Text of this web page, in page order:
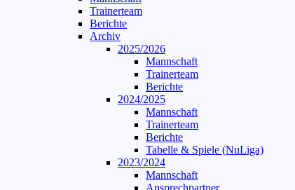
Trainerteam
Berichte
Archiv
2025/2026
Mannschaft
Trainerteam
Berichte
2024/2025
Mannschaft
Trainerteam
Berichte
Tabelle & Spiele (NuLiga)
2023/2024
Mannschaft
Ansprechpartner